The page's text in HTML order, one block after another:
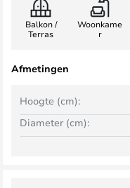
Balkon /
Terras
Woonkame
r
Afmetingen
Hoogte (cm):
Diameter (cm):